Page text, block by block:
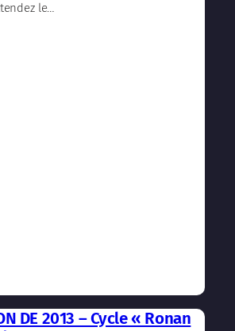
le…
DE 2013 – Cycle « Ronan